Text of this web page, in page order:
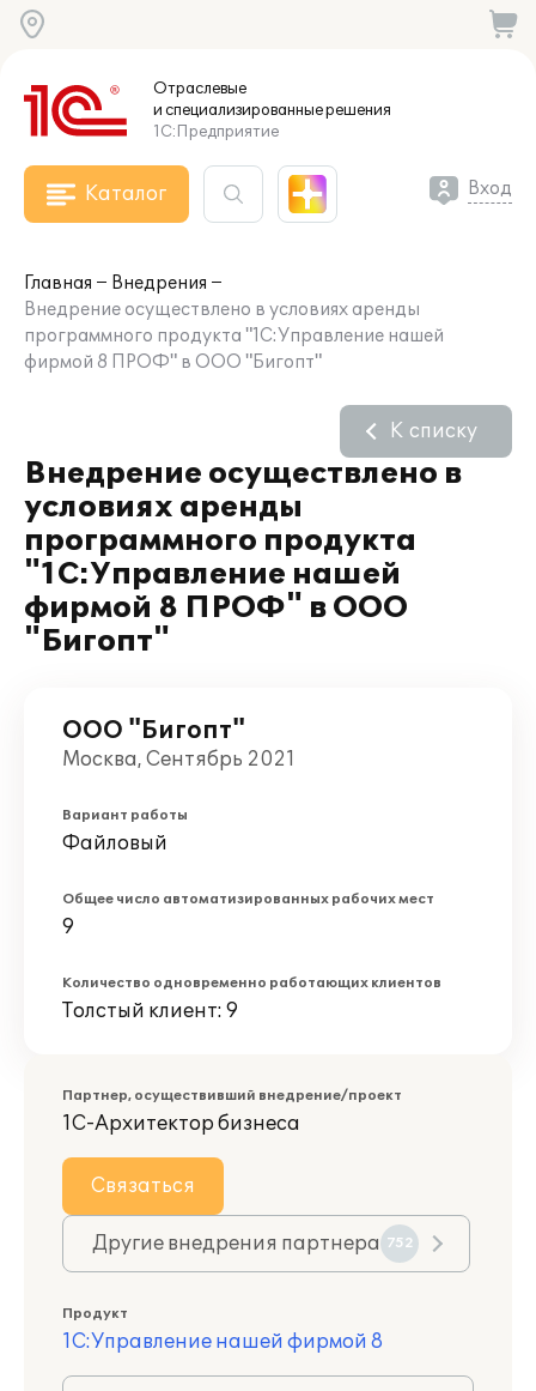
Отраслевые
и специализированныерешения
1С:Предприятие
Каталог Вход
Главная
Внедрения
Внедрение осуществлено в условиях аренды
программного продукта "1С:Управление нашей
фирмой 8 ПРОФ" в ООО "Бигопт"
Внедрение осуществлено в
условиях аренды
программного продукта
"1С:Управление нашей
фирмой 8 ПРОФ" в ООО
"Бигопт"
К списку
ООО "Бигопт"
Москва, Сентябрь 2021
Вариант работы
Файловый
Общее число автоматизированных рабочих мест
9
Количество одновременно работающих клиентов
Толстый клиент: 9
Партнер, осуществивший внедрение/проект
1С-Архитектор бизнеса
Связаться
Другие внедрения партнера 752
Продукт
1С:Управление нашей фирмой 8